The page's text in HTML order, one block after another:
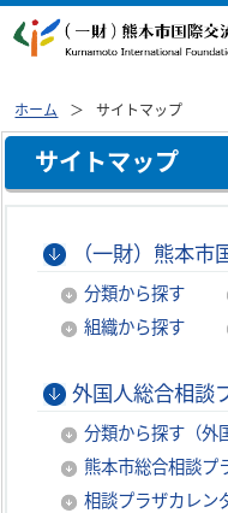
ホーム サイトマップ
サイトマップ
（一財）熊本
分類から探す
組織から探す
外国人総合相談
分類から探す（外
熊本市総合相談プ
相談プラザカレン